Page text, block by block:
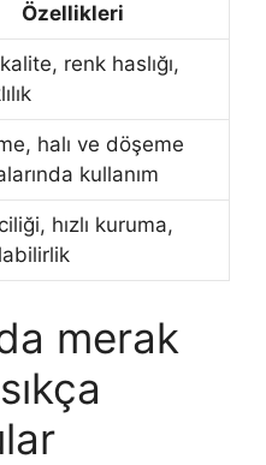
Özellikleri
renk haslığı,
halı ve döşeme
kullanım
hızlı kuruma,
merak